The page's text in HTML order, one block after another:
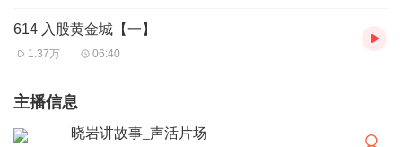
614 入股黄金城【一】
1.37万 06:40
主播信息
晓岩讲故事_声活片场